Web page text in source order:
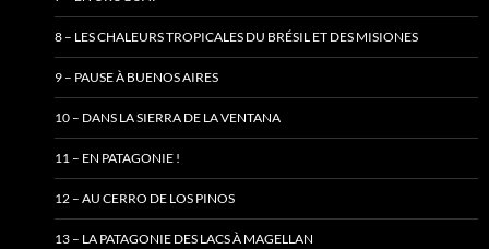
8 – LES CHALEURS TROPICALES DU BRÉSIL ET DES MISIONES
9 – PAUSE À BUENOS AIRES
10 – DANS LA SIERRA DE LA VENTANA
11 – EN PATAGONIE !
12 – AU CERRO DE LOS PINOS
13 – LA PATAGONIE DES LACS À MAGELLAN